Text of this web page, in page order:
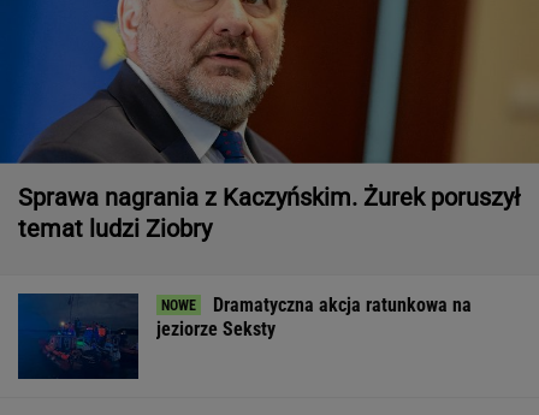
Sprawa nagrania z Kaczyńskim. Żurek poruszył
temat ludzi Ziobry
Dramatyczna akcja ratunkowa na
jeziorze Seksty